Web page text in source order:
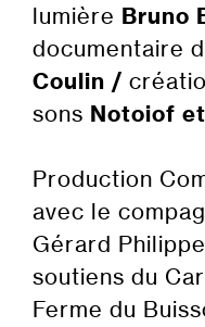
lumière Bruno
documentaire
Coulin /
sons Notoiof
Production
avec le
Gérard
soutiens du
Ferme du